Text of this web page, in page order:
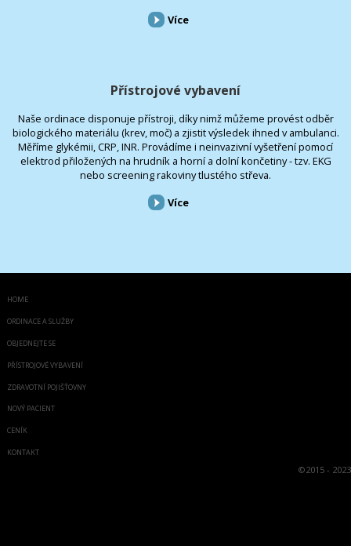
Více
Přístrojové vybavení
Naše ordinace disponuje přístroji, díky nimž můžeme provést odběr
biologického materiálu (krev, moč) a zjistit výsledek ihned v ambulanci.
Měříme glykémii, CRP, INR. Provádíme i neinvazivní vyšetření pomocí
elektrod přiložených na hrudník a horní a dolní končetiny - tzv. EKG
nebo screening rakoviny tlustého střeva.
Více
HOME
ORDINACE A SLUŽBY
OBJEDNEJTE SE
PŘÍSTROJOVÉ VYBAVENÍ
ZDRAVOTNÍ POJIŠŤOVNY
NOVÝ PACIENT
CENÍK
KONTAKT
©2015 - 2023